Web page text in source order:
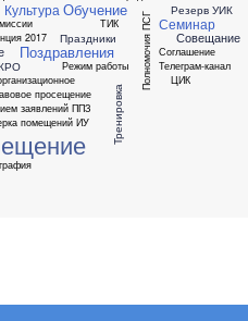
2017
Культура Обучение
Поздравления Полномочия ПСГ
просещение
Праздники
заявлений ППЗ
помещений ИУ
Режим работы
Резерв УИК
Семинар
Совещание
Соглашение
ТИК
Телеграм-канал
Тренировка
ЦИК